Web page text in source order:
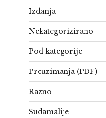
Izdanja
Nekategorizirano
Pod kategorije
Preuzimanja (PDF)
Razno
Sudamalije